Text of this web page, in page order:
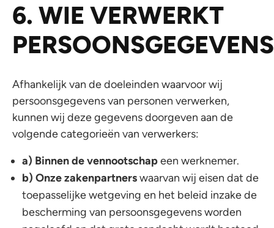
6. WIE VERWERKT
Afhankelijk van de doeleinden waarvoor wij
persoonsgegevens van personen verwerken,
kunnen wij deze gegevens doorgeven aan de
volgende categorieën van verwerkers:
a) Binnen de vennootschapeen werknemer.
b) Onze zakenpartnerswaarvan wij eisen dat de
toepasselijke wetgeving en het beleid inzake de
bescherming van persoonsgegevens worden